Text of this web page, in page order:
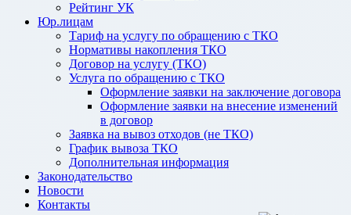
Рейтинг УК
Юр.лицам
Тариф на услугу по обращению с ТКО
Нормативы накопления ТКО
Договор на услугу (ТКО)
Услуга по обращению с ТКО
Оформление заявки на заключение договора
Оформление заявки на внесение изменений
в договор
Заявка на вывоз отходов (не ТКО)
График вывоза ТКО
Дополнительная информация
Законодательство
Новости
Контакты